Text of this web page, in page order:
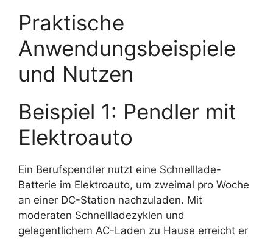
Praktische
Anwendungsbeispiele
und Nutzen
Beispiel 1: Pendler mit
Elektroauto
Ein Berufspendler nutzt eine Schnelllade-
Batterie im Elektroauto, um zweimal pro Woche
an einer DC-Station nachzuladen. Mit
moderaten Schnellladezyklen und
gelegentlichem AC-Laden zu Hause erreicht er